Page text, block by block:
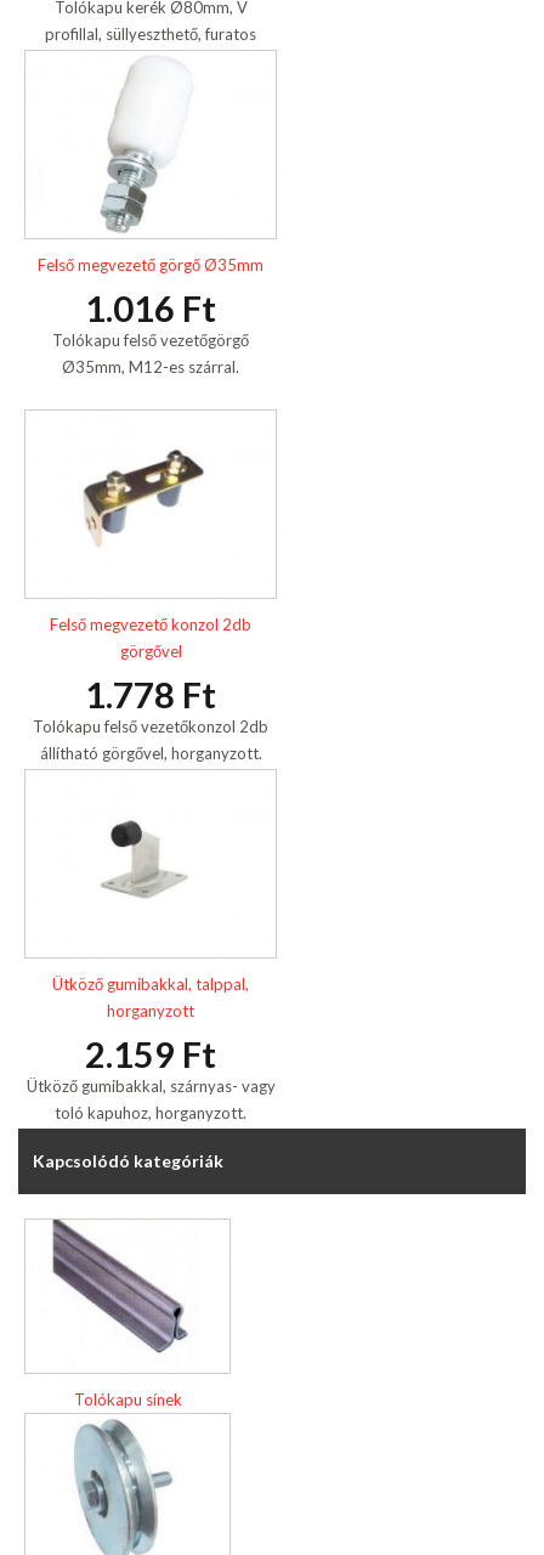
Tolókapu kerék Ø80mm, V
profillal, süllyeszthető, furatos
talppal, szimpla csapágyas,
horganyzott.
Felső megvezető görgő Ø35mm
1.016 Ft
Tolókapu felső vezetőgörgő
Ø35mm, M12-es szárral.
Felső megvezető konzol 2db
görgővel
1.778 Ft
Tolókapu felső vezetőkonzol 2db
állítható görgővel, horganyzott.
Ütköző gumibakkal, talppal,
horganyzott
2.159 Ft
Ütköző gumibakkal, szárnyas- vagy
toló kapuhoz, horganyzott.
Kapcsolódó kategóriák
Tolókapu sínek